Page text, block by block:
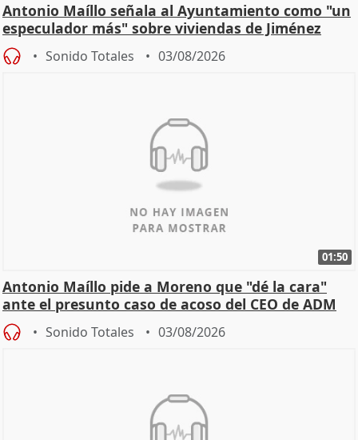
Antonio Maíllo señala al Ayuntamiento como "un
especulador más" sobre viviendas de Jiménez
Becerril
Sonido Totales 03/08/2026
01:50
Antonio Maíllo pide a Moreno que "dé la cara"
ante el presunto caso de acoso del CEO de ADM
Sonido Totales 03/08/2026